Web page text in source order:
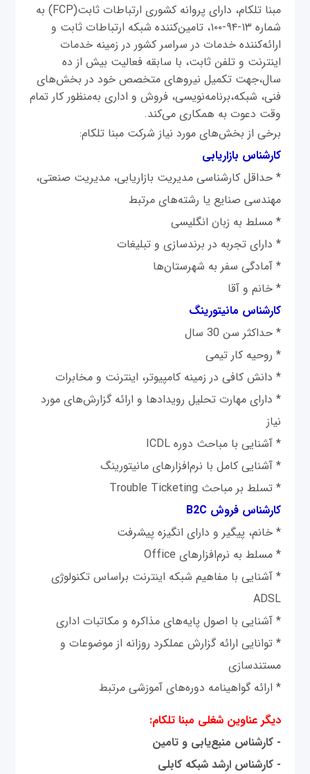
مبنا تلکام، دارای پروانه کشوری ارتباطات ثابت(FCP) به
شماره ۱۳-۹۴-۱۰۰، تامین‌کننده شبکه ارتباطات ثابت و
ارائه‌کننده خدمات در سراسر کشور در زمینه خدمات
اینترنت و تلفن ثابت، با سابقه فعالیت بیش از ده
سال،جهت تکمیل نیروهای متخصص خود در بخش‌های
فنی، شبکه،برنامه‌نویسی، فروش و اداری به‌منظور کار تمام
وقت دعوت به همکاری می‌‌کند.
برخی از بخش‌های مورد نیاز شرکت مبنا تلکام:
کارشناس بازاریابی
* حداقل کارشناسی مدیریت بازاریابی، مدیریت صنعتی،
مهندسی صنایع یا رشته‌های مرتبط
* مسلط به زبان انگلیسی
* دارای تجربه در برندسازی و تبلیغات
* آمادگی سفر به شهرستان‌ها
* خانم و آقا
کارشناس مانیتورینگ
* حداکثر سن 30 سال
* روحیه کار تیمی
* دانش کافی در زمینه کامپیوتر، اینترنت و مخابرات
* دارای مهارت تحلیل رویدادها و ارائه گزارش‌های مورد
نیاز
* آشنایی با مباحث دوره ICDL
* آشنایی کامل با نرم‌افزارهای مانیتورینگ
* تسلط بر مباحث Trouble Ticketing
کارشناس فروش B2C
* خانم، پیگیر و دارای انگیزه پیشرفت
* مسلط به نرم‌افزارهای Office
* آشنایی با مفاهیم شبکه اینترنت براساس تکنولوژی
ADSL
* آشنایی با اصول پایه‌‌های مذاکره و مکاتبات اداری
* توانایی ارائه گزارش عملکرد روزانه از موضوعات و
مستندسازی
* ارائه گواهینامه دوره‌های آموزشی مرتبط
دیگر عناوین شغلی مبنا تلکام:
- کارشناس منبع‌یابی و تامین
- کارشناس ارشد شبکه کابلی